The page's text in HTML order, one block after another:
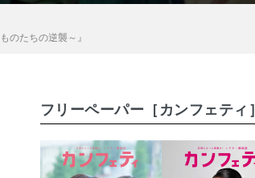
のたちの逆襲～』
フリーペーパー［カンフェティ］